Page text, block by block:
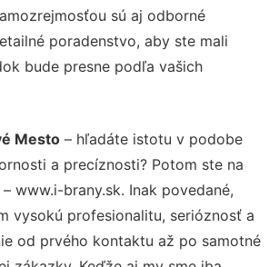
sú aj odborné
poradenstvo, aby ste mali
bude presne podľa vašich
Mesto – hľadáte istotu v podobe
a precíznosti? Potom ste na
www.i-brany.sk. Inak povedané,
vysokú profesionalitu, serióznosť a
od prvého kontaktu až po samotné